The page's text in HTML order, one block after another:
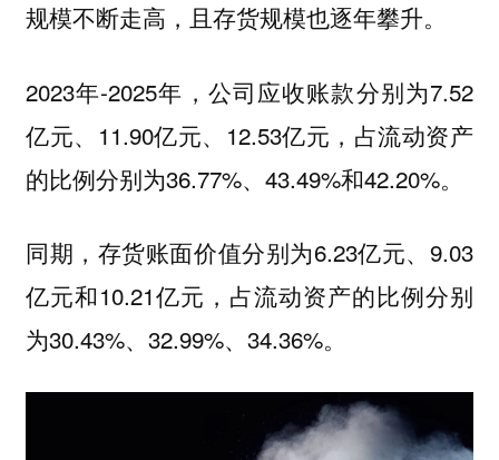
规模不断走高，且存货规模也逐年攀升。
2023年-2025年，公司应收账款分别为7.52
亿元、11.90亿元、12.53亿元，占流动资产
的比例分别为36.77%、43.49%和42.20%。
同期，存货账面价值分别为6.23亿元、9.03
亿元和10.21亿元，占流动资产的比例分别
为30.43%、32.99%、34.36%。